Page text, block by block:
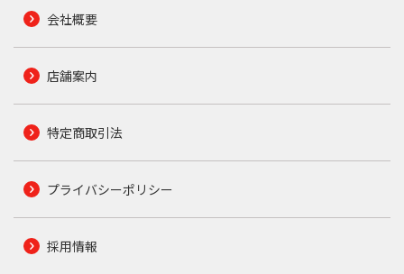
会社概要
店舗案内
特定商取引法
プライバシーポリシー
採用情報